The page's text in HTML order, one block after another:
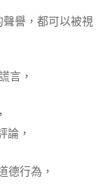
譽，都可以被視
言，
論，
德行為，